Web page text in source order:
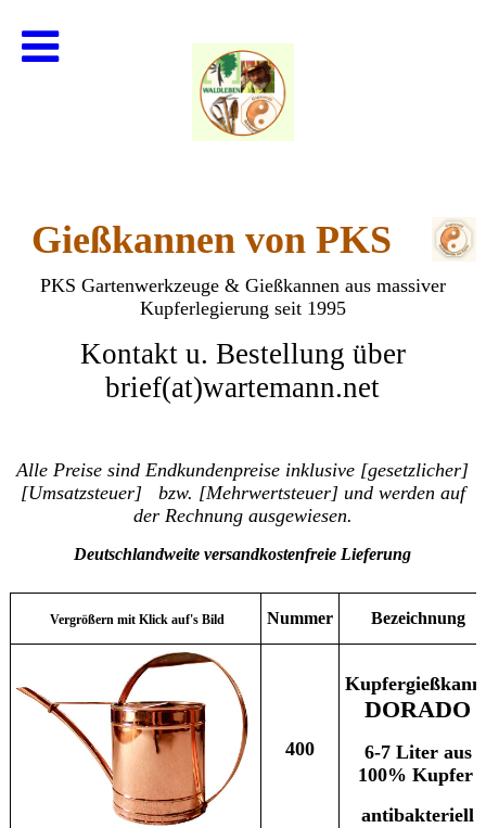
Gießkannen von PKS
PKS Gartenwerkzeuge & Gießkannen aus massiver
Kupferlegierung seit 1995
Kontakt u. Bestellung über
brief(at)wartemann.net
Alle Preise sind Endkundenpreise inklusive [gesetzlicher]
[Umsatzsteuer] bzw. [Mehrwertsteuer] und werden auf
der Rechnung ausgewiesen.
Deutschlandweite versandkostenfreie Lieferung
Vergrößern mit Klick auf's Bild Nummer Bezeichnung
400
DORADO
6-7 Liter aus
100% Kupfer
antibakteriell